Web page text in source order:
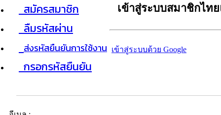
สมัครสมาชิก
ลืมรหัสผ่าน
ส่งรหัสยืนยันการใช้งาน
กรอกรหัสยืนยัน
เข้าสู่ระบบสมาชิกไท
เข้าสู่ระบบด้วย Google